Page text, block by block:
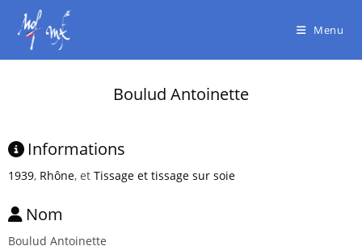
Menu
Boulud Antoinette
Informations
1939, Rhône, et Tissage et tissage sur soie
Nom
Boulud Antoinette